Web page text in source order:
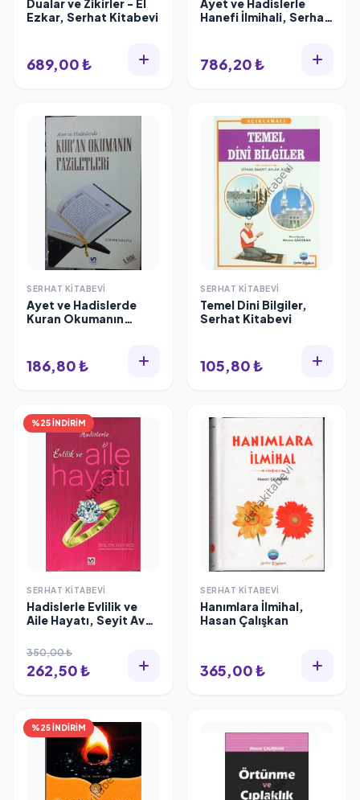
Dualar ve Zikirler - El
Ezkar, Serhat Kitabevi
689,00 ₺
Ayet ve Hadislerle
Hanefi İlmihali, Serhat
786,20 ₺
SERHAT KITABEVI
Ayet ve Hadislerde
Kuran Okumanın
186,80 ₺
SERHAT KITABEVI
Temel Dini Bilgiler,
Serhat Kitabevi
105,80 ₺
%25 İNDİRİM
SERHAT KITABEVI
Hadislerle Evlilik ve
Aile Hayatı, Seyit Avcı,
350,00 ₺
262,50 ₺
SERHAT KITABEVI
Hanımlara İlmihal,
Hasan Çalışkan
365,00 ₺
%25 İNDİRİM